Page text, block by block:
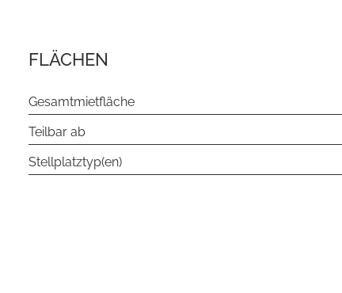
FLÄCHEN
Gesamtmietfläche
Teilbar ab
Stellplatztyp(en)